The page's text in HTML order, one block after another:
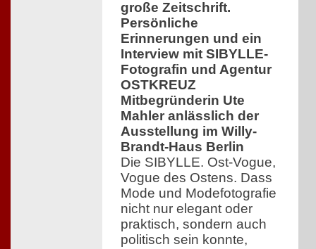
große Zeitschrift.
Persönliche
Erinnerungen und ein
Interview mit SIBYLLE-
Fotografin und Agentur
OSTKREUZ
Mitbegründerin Ute
Mahler anlässlich der
Ausstellung im Willy-
Brandt-Haus Berlin
Die SIBYLLE. Ost-Vogue,
Vogue des Ostens. Dass
Mode und Modefotografie
nicht nur elegant oder
praktisch, sondern auch
politisch sein konnte,